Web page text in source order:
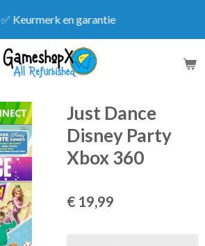
✅ Keurmerk en garantie
Just Dance
Disney Party
Xbox 360
€ 19,99